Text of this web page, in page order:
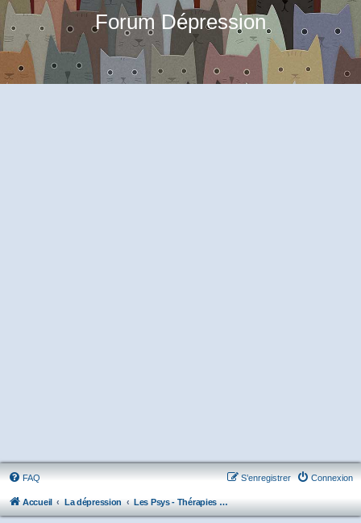
Forum Dépression
FAQ Connexion
S’enregistrer
Accueil La dépression Les Psys - Thérapies - Cliniques - Hôpitaux - Associations